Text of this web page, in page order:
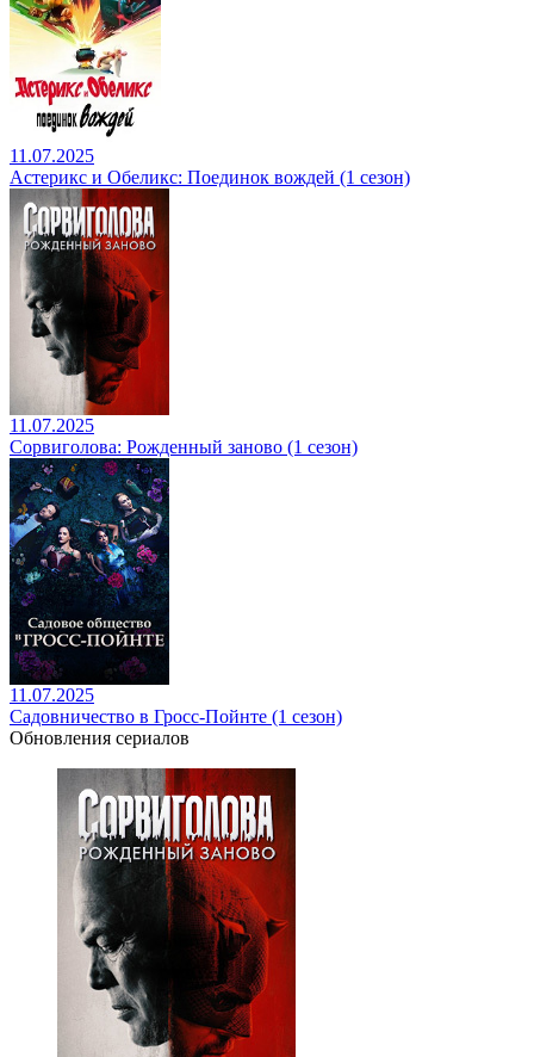
11.07.2025
Астерикс и Обеликс: Поединок вождей (1 сезон)
11.07.2025
Сорвиголова: Рожденный заново (1 сезон)
11.07.2025
Садовничество в Гросс-Пойнте (1 сезон)
Обновления сериалов